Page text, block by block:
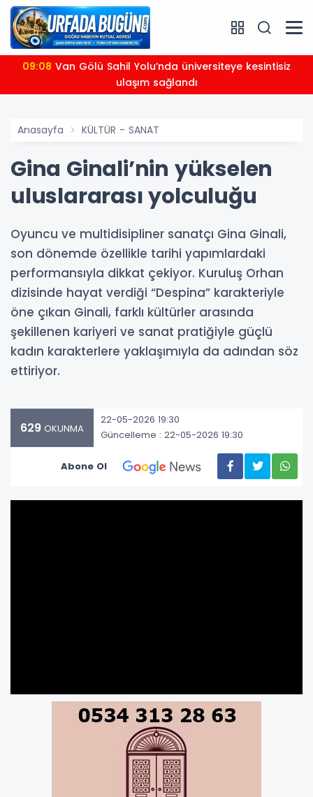
09:08
ulaşım sağlandı
Anasayfa KÜLTÜR - SANAT
Gina Ginali’nin yükselen
uluslararası yolculuğu
Oyuncu ve multidisipliner sanatçı Gina Ginali,
son dönemde özellikle tarihi yapımlardaki
performansıyla dikkat çekiyor. Kuruluş Orhan
dizisinde hayat verdiği “Despina” karakteriyle
öne çıkan Ginali, farklı kültürler arasında
şekillenen kariyeri ve sanat pratiğiyle güçlü
kadın karakterlere yaklaşımıyla da adından söz
ettiriyor.
629 OKUNMA
22-05-2026 19:30
Güncelleme : 22-05-2026 19:30
Abone Ol